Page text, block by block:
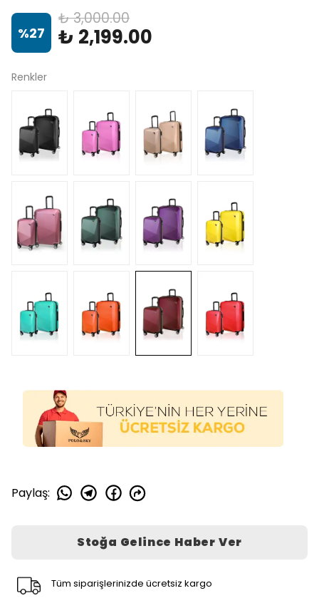
%27
₺ 3,000.00
₺ 2,199.00
Renkler
Paylaş:
Stoğa Gelince Haber Ver
Tüm siparişlerinizde ücretsiz kargo